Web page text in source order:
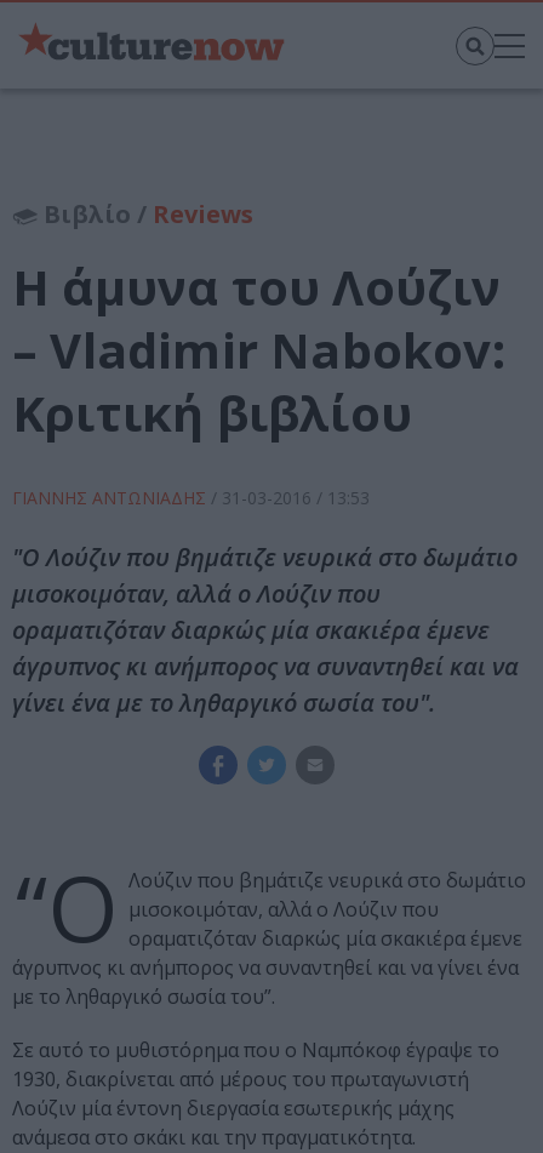
Βιβλίο / Reviews
Η άμυνα του Λούζιν
– Vladimir Nabokov:
Κριτική βιβλίου
ΓΙΑΝΝΗΣ ΑΝΤΩΝΙΑΔΗΣ / 31-03-2016 / 13:53
"Ο Λούζιν που βημάτιζε νευρικά στο δωμάτιο
μισοκοιμόταν, αλλά ο Λούζιν που
οραματιζόταν διαρκώς μία σκακιέρα έμενε
άγρυπνος κι ανήμπορος να συναντηθεί και να
γίνει ένα με το ληθαργικό σωσία του".
“Ο Λούζιν που βημάτιζε νευρικά στο δωμάτιο
μισοκοιμόταν, αλλά ο Λούζιν που
οραματιζόταν διαρκώς μία σκακιέρα έμενε
άγρυπνος κι ανήμπορος να συναντηθεί και να γίνει ένα
με το ληθαργικό σωσία του”.
Σε αυτό το μυθιστόρημα που ο Ναμπόκοφ έγραψε το
1930, διακρίνεται από μέρους του πρωταγωνιστή
Λούζιν μία έντονη διεργασία εσωτερικής μάχης
ανάμεσα στο σκάκι και την πραγματικότητα.